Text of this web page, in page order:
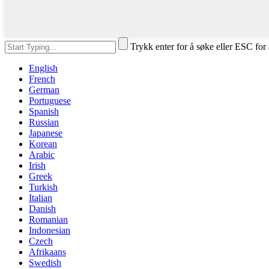
Trykk enter for å søke eller ESC for
English
French
German
Portuguese
Spanish
Russian
Japanese
Korean
Arabic
Irish
Greek
Turkish
Italian
Danish
Romanian
Indonesian
Czech
Afrikaans
Swedish